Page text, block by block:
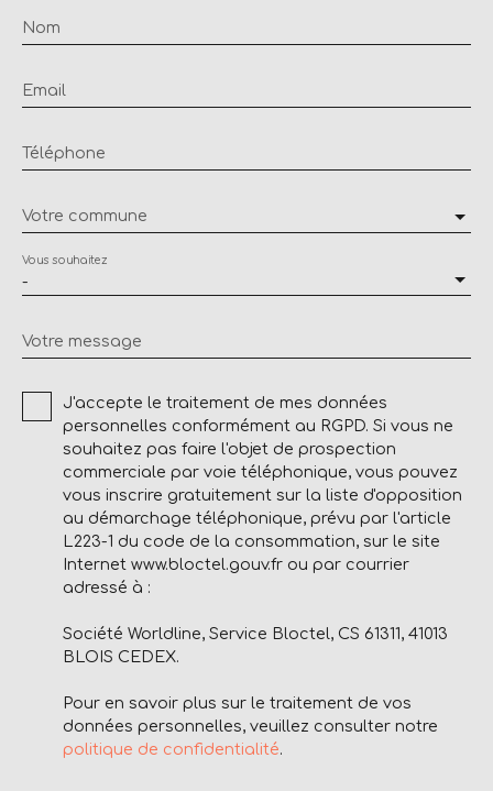
Nom
Email
Téléphone
Votre commune
-
Vous souhaitez
Votre message
J'accepte le traitement de mes données
personnelles conformément au RGPD. Si vous ne
souhaitez pas faire l'objet de prospection
commerciale par voie téléphonique, vous pouvez
vous inscrire gratuitement sur la liste d'opposition
au démarchage téléphonique, prévu par l'article
L223-1 du code de la consommation, sur le site
Internet www.bloctel.gouv.fr ou par courrier
adressé à :
Société Worldline, Service Bloctel, CS 61311, 41013
BLOIS CEDEX.
Pour en savoir plus sur le traitement de vos
données personnelles, veuillez consulter notre
politique de confidentialité.